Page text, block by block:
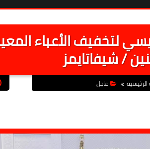
لتخفيف الأعباء
/ شيفاتايمز
عاجل